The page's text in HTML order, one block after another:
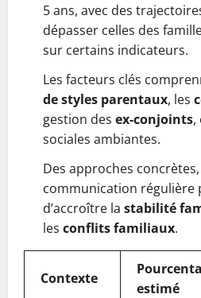
5 ans, avec des
dépasser celles des
sur certains indicateurs.
Les facteurs clés
de styles parentaux, les
gestion des ex-conjoints,
sociales ambiantes.
Des approches
communication régulière
d’accroître la stabilité
les conflits familiaux.
Contexte
estimé